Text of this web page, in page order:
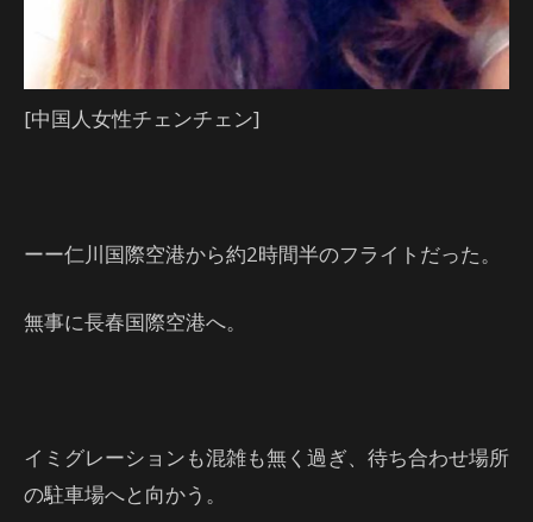
[中国人女性チェンチェン]
ーー仁川国際空港から約2時間半のフライトだった。
無事に長春国際空港へ。
イミグレーションも混雑も無く過ぎ、待ち合わせ場所
の駐車場へと向かう。